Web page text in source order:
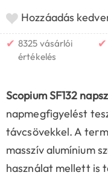
Hozzáadás
✔ 8325 vásárlói
értékelés
✔
Scopium SF132
napmegfigyelést
távcsövekkel. A
masszív alumínium
használat mellett is